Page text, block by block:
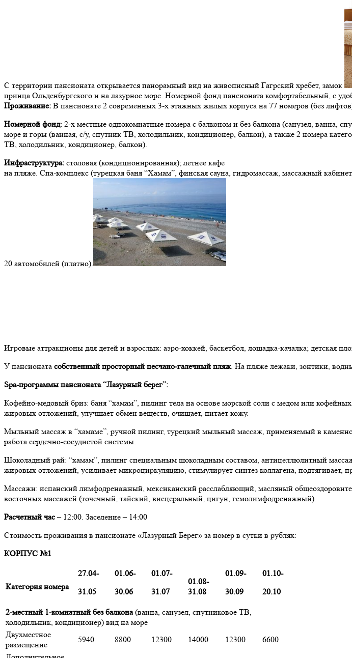
С территории пансионата открывается панорамный вид на живописный Гагрский хребет, замок
принца Ольденбургского и на лазурное море. Номерной фонд пансионата комфортабельный, с
Проживание: В пансионате 2 современных 3-х этажных жилых корпуса на 77 номеров (без
Номерной фонд: 2-х местные однокомнатные номера с балконом и без балкона (санузел, ванна,
море и горы (ванная, с/у, спутник ТВ, холодильник, кондиционер, балкон), а также 2 номера
ТВ, холодильник, кондиционер, балкон).
Инфраструктура: столовая (кондиционированная); летнее кафе
на пляже. Спа-комплекс (турецкая баня “Хамам”, финская сауна, гидромассаж, массажный
20 автомобилей (платно).
Игровые аттракционы для детей и взрослых: аэро-хоккей, баскетбол, лошадка-качалка; детская
У пансионата собственный просторный песчано-галечный пляж. На пляже лежаки, зонтики,
Spa-программы пансионата “Лазурный берег”:
Кофейно-медовый бриз: баня “хамам”, пилинг тела на основе морской соли с медом или
жировых отложений, улучшает обмен веществ, очищает, питает кожу.
Мыльный массаж в “хамаме”, ручной пилинг, турецкий мыльный массаж, применяемый в
работа сердечно-сосудистой системы.
Шоколадный рай: “хамам”, пилинг специальным шоколадным составом, антицеллюлитный
жировых отложений, усиливает микроциркуляцию, стимулирует синтез коллагена, подтягивает,
Массажи: испанский лимфодренажный, мексиканский расслабляющий, масляный
восточных массажей (точечный, тайский, висцеральный, цигун, гемолимфодренажный).
Расчетный час– 12:00. Заселение – 14:00
Стоимость проживания в пансионате «Лазурный Берег» за номер в сутки в рублях:
КОРПУС №1
Категория номера
27.04-
31.05
01.06-
30.06
01.07-
31.07
01.08-
31.08
01.09-
30.09
01.10-
20.10
2-местный 1-комнатный без балкона(ванна, санузел, спутниковое ТВ,
холодильник, кондиционер) вид на море
Двухместное
размещение
5940 8800 12300 14000 12300
6600